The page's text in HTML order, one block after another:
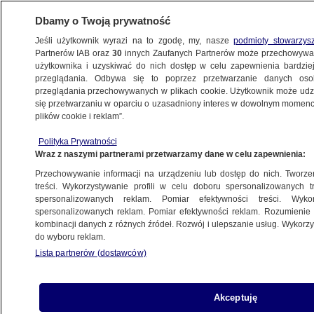
BIZNES
DLA PRACOWNIKA
spokojnie
11.09.2024, 15:49
Udostępnij
Dbamy o Twoją prywatność
Jeśli użytkownik wyrazi na to zgodę, my, naszepodmioty
Partnerów IAB oraz30 innych Zaufanych Partnerów może
użytkownika i uzyskiwać do nich dostęp w celu zapewnienia
przeglądania. Odbywa się to poprzez przetwarzanie danych
przeglądania przechowywanych w plikach cookie. Użytkownik może
się przetwarzaniu w oparciu o uzasadniony interes w dowolnym
plików cookie i reklam”.
Polityka Prywatności
Wraz z naszymi partnerami przetwarzamy dane w celu zapewnienia:
Przechowywanie informacji na urządzeniu lub dostęp do nich.
treści. Wykorzystywanie profili w celu doboru spersonalizowanych
spersonalizowanych reklam. Pomiar efektywności treści.
spersonalizowanych reklam. Pomiar efektywności reklam.
kombinacji danych z różnych źródeł. Rozwój i ulepszanie usług.
do wyboru reklam.
Lista partnerów (dostawców)
Akceptuję